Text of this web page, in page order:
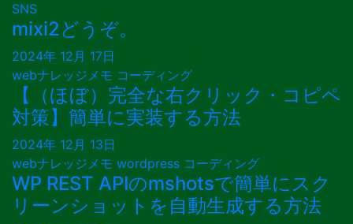
SNS
mixi2どうぞ。
2024年 12月 17日
webナレッジメモ コーディング
【（ほぼ）完全な右クリック・コピペ
対策】簡単に実装する方法
2024年 12月 13日
webナレッジメモ wordpress コーディング
WP REST APIのmshotsで簡単にスク
リーンショットを自動生成する方法